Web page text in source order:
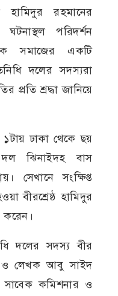
হামিদুর রহমানের
পরিদর্শন
সমাজের একটি
দলের সদস্যরা
প্রতি শ্রদ্ধা জানিয়ে
ঢাকা থেকে ছয়
দল ঝিনাইদহ বাস
সেখানে সংক্ষিপ্ত
বীরশ্রেষ্ঠ হামিদুর
করেন।
দলের সদস্য বীর
ও লেখক আবু সাইদ
সাবেক কমিশনার ও